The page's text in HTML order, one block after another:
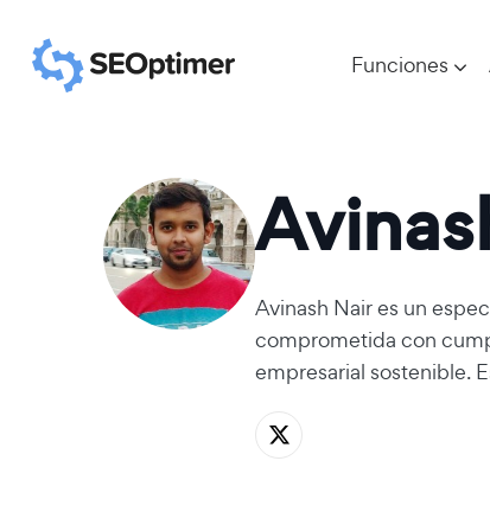
Funciones
Avinash Nair es un
comprometida con
empresarial sostenible.